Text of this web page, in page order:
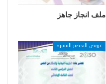
ملف انجاز جاهز
عروض التحضير المميزة